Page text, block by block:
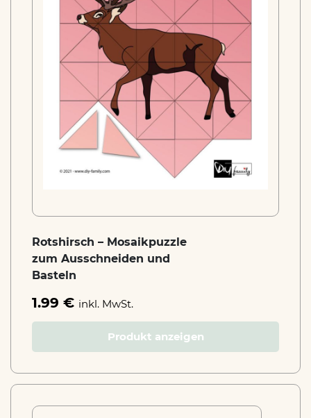
Rotshirsch – Mosaikpuzzle
zum Ausschneiden und
Basteln
1.99 € inkl. MwSt.
Produkt anzeigen